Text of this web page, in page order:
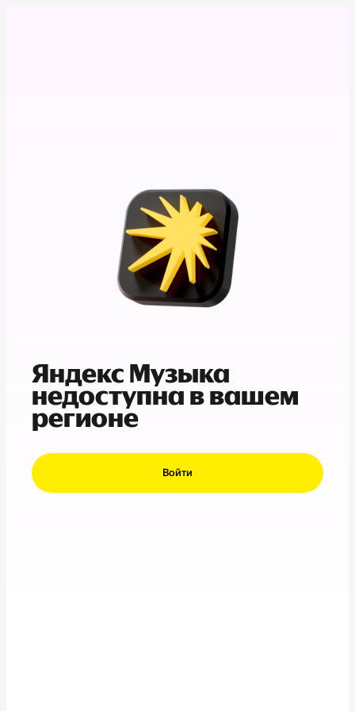
Яндекс Музыка
недоступна в вашем
регионе
Войти